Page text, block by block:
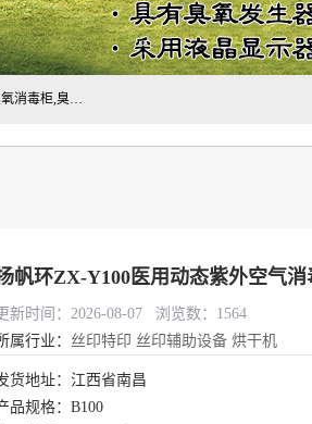
主营:医用空气消毒机，臭氧消空气毒机,循环风紫外线空气消毒机,臭氧发生器,低温烘干臭氧消毒柜,常温臭氧消毒柜,臭氧水消毒机,管道容器臭氧消毒机,内置式臭氧消毒机,外置式臭氧消毒机,床单位臭氧消毒器。医用工作服灭菌柜，医用拖鞋消毒柜,麻醉机内管路消毒机，呼吸机回路消毒机
帆环ZX-Y100医用动态紫外空气
新时间：2026-08-07 浏览数：1564
属行业： 丝印特印 丝印辅助设备 烘干机
货地址：江西省南昌
品规格：B100